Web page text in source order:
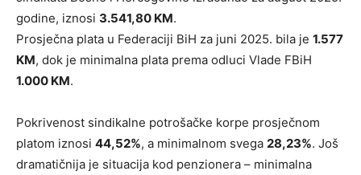
godine, iznosi 3.541,80 KM.
Prosječna plata u Federaciji BiH za juni 2025. bila je 1.577
KM, dok je minimalna plata prema odluci Vlade FBiH
1.000 KM.
Pokrivenost sindikalne potrošačke korpe prosječnom
platom iznosi 44,52%, a minimalnom svega 28,23%. Još
dramatičnija je situacija kod penzionera – minimalna